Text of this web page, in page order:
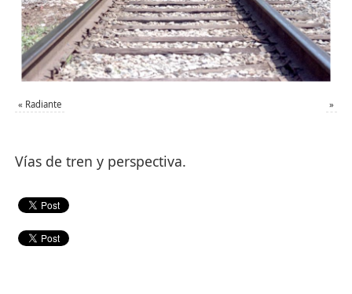
« Radiante »
Vías de tren y perspectiva.